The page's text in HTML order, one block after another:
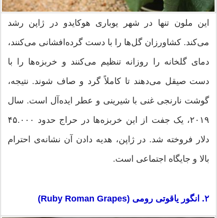
این ملون تنها در شهر یوباری هوکایدو در ژاپن رشد
می‌کند. کشاورزان گل‌ها را با دست گرده‌افشانی می‌کنند،
دمای گلخانه را روزانه تنظیم می‌کنند و خربزه‌ها را با
دست صیقل می‌دهند تا کاملاً گرد و صاف شوند. نتیجه،
گوشت نارنجی غنی با شیرینی و عطر ایده‌آل است. سال
۲۰۱۹، یک جفت از این خربزه‌ها در حراج حدود ۴۵.۰۰۰
دلار فروخته شد. در ژاپن، هدیه دادن آن نشانه‌ی احترام
بالا و جایگاه اجتماعی است.
۲. انگور یاقوتی رومی (Ruby Roman Grapes)